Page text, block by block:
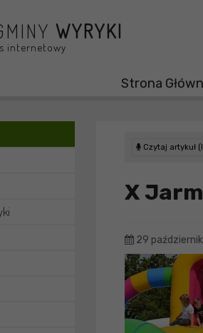
WYRYKI
internetowy
Strona
Czytaj artykuł
X
29